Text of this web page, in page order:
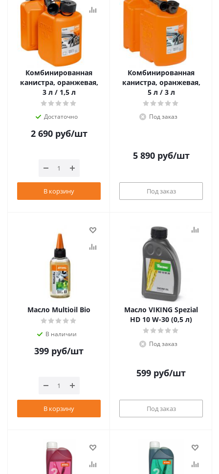
Комбинированная
канистра, оранжевая,
3 л / 1,5 л
Достаточно
2 690руб/шт
В корзину
Комбинированная
канистра, оранжевая,
5 л / 3 л
Под заказ
5 890руб/шт
Под заказ
Масло Multioil Bio
В наличии
399 руб/шт
В корзину
Масло VIKING Spezial
HD 10 W-30 (0,5 л)
Под заказ
599 руб/шт
Под заказ